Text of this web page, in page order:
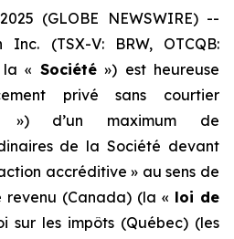
(GLOBE NEWSWIRE) --
Inc. (TSX-V: BRW, OTCQB:
« Société») est heureuse
privé sans courtier
») d’un maximum de
de la Société devant
accréditive » au sens de
revenu (Canada) (la « loi de
sur les impôts(Québec) (les